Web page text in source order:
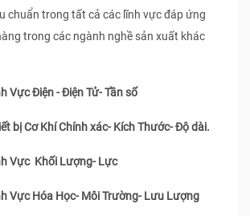
chuẩn trong tất cả các lĩnh vực đáp ứng
trong các ngành nghề sản xuất khác
Vực Điện - Điện Tử- Tần số
bị Cơ Khí Chính xác- Kích Thước- Độ dài.
Vực Khối Lượng- Lực
Vực Hóa Học- Môi Trường- Lưu Lượng